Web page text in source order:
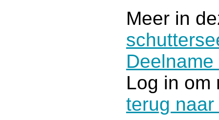
Meer in
Log in om
terug